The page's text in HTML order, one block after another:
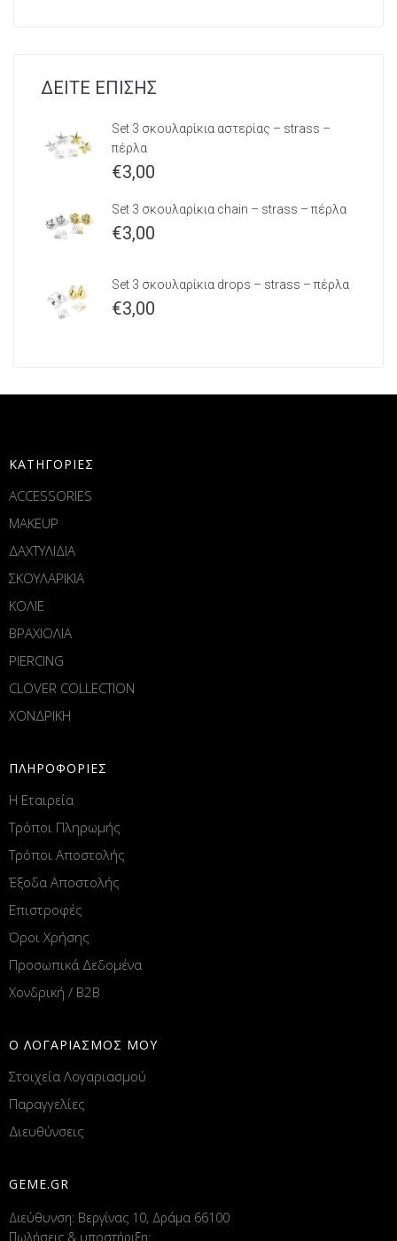
ΔΕΙΤΕ ΕΠΙΣΗΣ
Set 3 σκουλαρίκια αστερίας – strass –
πέρλα
€3,00
Set 3 σκουλαρίκια chain – strass – πέρλα
€3,00
Set 3 σκουλαρίκια drops – strass – πέρλα
€3,00
ΚΑΤΗΓΟΡΙΕΣ
ACCESSORIES
MAKEUP
ΔΑΧΤΥΛΙΔΙΑ
ΣΚΟΥΛΑΡΙΚΙΑ
ΚΟΛΙΕ
ΒΡΑΧΙΟΛΙΑ
PIERCING
CLOVER COLLECTION
ΧΟΝΔΡΙΚΗ
ΠΛΗΡΟΦΟΡΙΕΣ
Η Εταιρεία
Τρόποι Πληρωμής
Τρόποι Αποστολής
Έξοδα Αποστολής
Επιστροφές
Όροι Χρήσης
Προσωπικά Δεδομένα
Χονδρική / B2B
Ο ΛΟΓΑΡΙΑΣΜΟΣ ΜΟΥ
Στοιχεία Λογαριασμού
Παραγγελίες
Διευθύνσεις
GEME.GR
Διεύθυνση: Βεργίνας 10, Δράμα 66100
Πωλήσεις & υποστήριξη: